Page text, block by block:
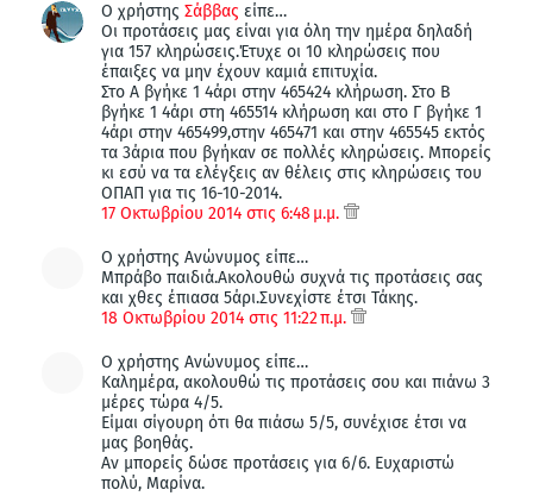
Ο χρήστης Σάββας είπε…
Οι προτάσεις μας είναι για όλη την ημέρα δηλαδή
για 157 κληρώσεις.Έτυχε οι 10 κληρώσεις που
έπαιξες να μην έχουν καμιά επιτυχία.
Στο Α βγήκε 1 4άρι στην 465424 κλήρωση. Στο Β
βγήκε 1 4άρι στη 465514 κλήρωση και στο Γ βγήκε 1
4άρι στην 465499,στην 465471 και στην 465545 εκτός
τα 3άρια που βγήκαν σε πολλές κληρώσεις. Μπορείς
κι εσύ να τα ελέγξεις αν θέλεις στις κληρώσεις του
ΟΠΑΠ για τις 16-10-2014.
17 Οκτωβρίου 2014 στις 6:48 μ.μ.
Ο χρήστης Ανώνυμος είπε…
Μπράβο παιδιά.Ακολουθώ συχνά τις προτάσεις σας
και χθες έπιασα 5άρι.Συνεχίστε έτσι Τάκης.
18 Οκτωβρίου 2014 στις 11:22 π.μ.
Ο χρήστης Ανώνυμος είπε…
Καλημέρα, ακολουθώ τις προτάσεις σου και πιάνω 3
μέρες τώρα 4/5.
Είμαι σίγουρη ότι θα πιάσω 5/5, συνέχισε έτσι να
μας βοηθάς.
Αν μπορείς δώσε προτάσεις για 6/6. Ευχαριστώ
πολύ, Μαρίνα.